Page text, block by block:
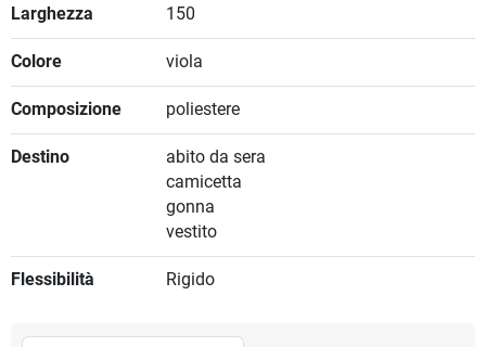
Larghezza 150
Colore viola
Composizione poliestere
Destino
abito da sera
camicetta
gonna
vestito
Flessibilità Rigido